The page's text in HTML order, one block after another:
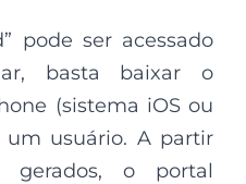
pode ser acessado
basta baixar o
(sistema iOS ou
um usuário. A partir
o portal